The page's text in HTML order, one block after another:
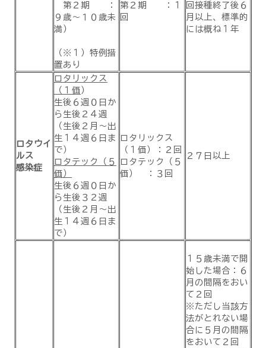
第２期 ：
９歳～１０歳未
満 ）
（※１）特例措
置あり
第２期 ：１
回
回接種終了後６
月以上、標準的
には概ね１年
ロタウイ
ルス
感染症
ロタリックス
（１価 ）
生後６週０日か
ら生後２４週
（生後２月～出
生１４週６日ま
で）
ロタテック（５
価）
生後６週０日か
ら生後３２週
（生後２月～出
生１４週６日ま
で）
ロタリックス
（１価）：２回
ロタテック（５
価） ：３回
２７日以上
１５歳未満で開
始した場合：６
月の間隔をおい
て２回
※ただし当該方
法がとれない場
合に５月の間隔
をおいて２回